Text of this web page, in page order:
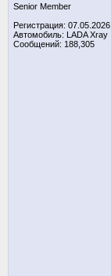
Senior Member
Регистрация: 07.05.2026
Автомобиль: LADA Xray
Сообщений: 188,305